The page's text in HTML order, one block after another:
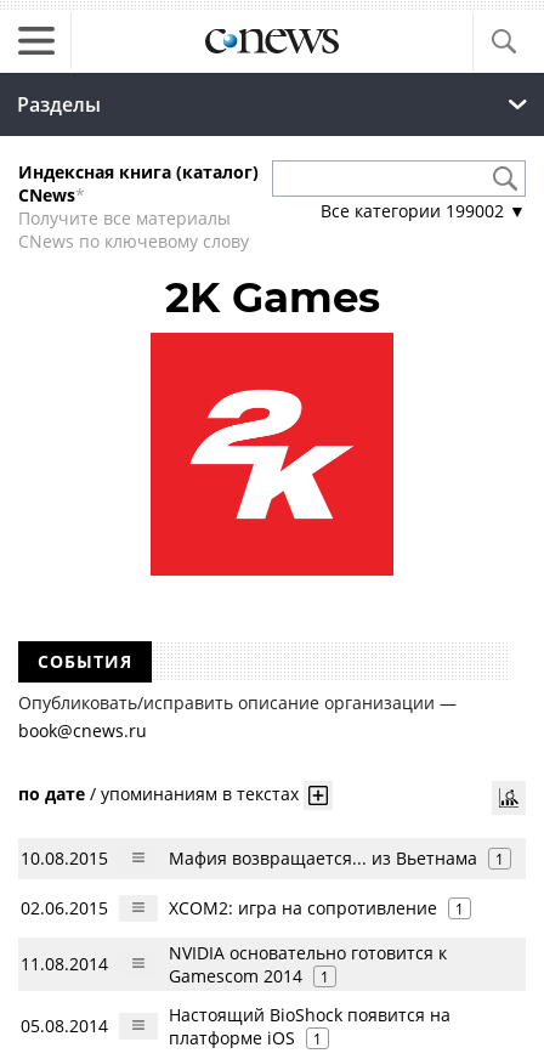
Разделы
Индексная книга (каталог)
CNews*
Получите все материалы
CNews по ключевому слову
Все категории 199002 ▼
2K Games
СОБЫТИЯ
Опубликовать/исправить описание организации —
book@cnews.ru
по дате / упоминаниям в текстах
10.08.2015 Мафия возвращается... из Вьетнама 1
02.06.2015 XCOM2: игра на сопротивление 1
11.08.2014
NVIDIA основательно готовится к
Gamescom 2014
1
05.08.2014
Настоящий BioShock появится на
платформе iOS
1